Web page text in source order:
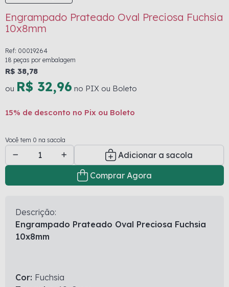
Engrampado Prateado Oval Preciosa Fuchsia
10x8mm
Ref: 00019264
18 peças por embalagem
R$ 38,78
ou R$ 32,96 no PIX ou Boleto
15% de desconto no Pix ou Boleto
Você tem 0 na sacola
Adicionar a sacola
Comprar Agora
Descrição:
Engrampado Prateado Oval Preciosa Fuchsia
10x8mm
Cor: Fuchsia